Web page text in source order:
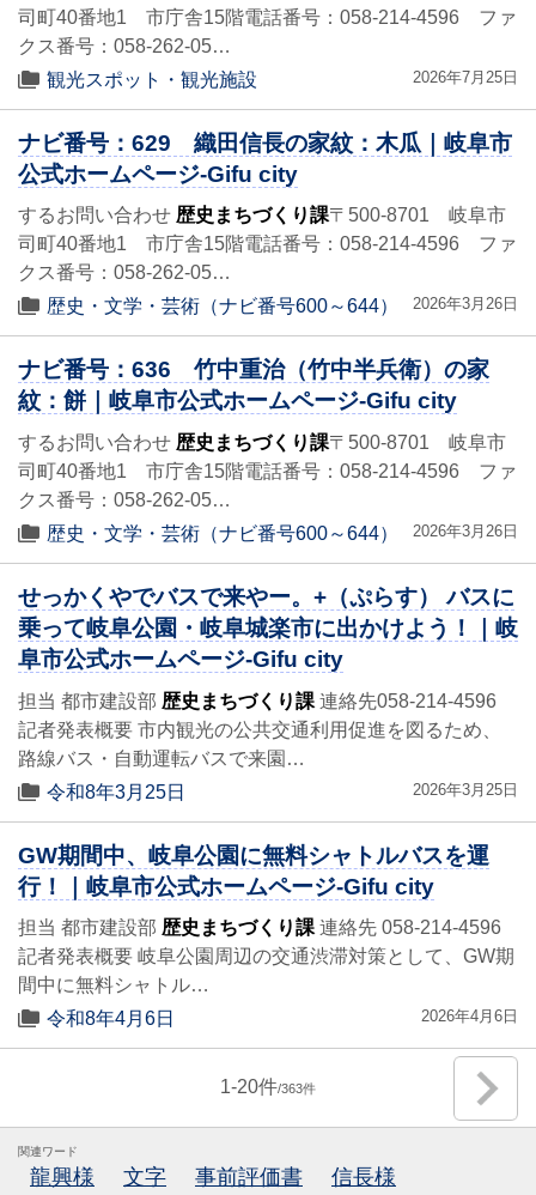
司町40番地1 市庁舎15階電話番号：058-214-4596 ファ
クス番号：058-262-05…
観光スポット・観光施設
2026年7月25日
ナビ番号：629 織田信長の家紋：木瓜｜岐阜市
公式ホームページ-Gifu city
するお問い合わせ 歴史まちづくり課〒500-8701 岐阜市
司町40番地1 市庁舎15階電話番号：058-214-4596 ファ
クス番号：058-262-05…
歴史・文学・芸術（ナビ番号600～644）
2026年3月26日
ナビ番号：636 竹中重治（竹中半兵衛）の家
紋：餅｜岐阜市公式ホームページ-Gifu city
するお問い合わせ 歴史まちづくり課〒500-8701 岐阜市
司町40番地1 市庁舎15階電話番号：058-214-4596 ファ
クス番号：058-262-05…
歴史・文学・芸術（ナビ番号600～644）
2026年3月26日
せっかくやでバスで来やー。+（ぷらす） バスに
乗って岐阜公園・岐阜城楽市に出かけよう！｜岐
阜市公式ホームページ-Gifu city
担当 都市建設部 歴史まちづくり課 連絡先058-214-4596
記者発表概要 市内観光の公共交通利用促進を図るため、
路線バス・自動運転バスで来園…
令和8年3月25日
2026年3月25日
GW期間中、岐阜公園に無料シャトルバスを運
行！｜岐阜市公式ホームページ-Gifu city
担当 都市建設部 歴史まちづくり課連絡先 058-214-4596
記者発表概要 岐阜公園周辺の交通渋滞対策として、GW期
間中に無料シャトル…
令和8年4月6日
2026年4月6日
1-20 363
関連ワード
龍興様 文字 事前評価書 信長様